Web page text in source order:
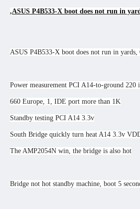
ASUS P4B533-X boot does not run in
ASUS P4B533-X boot does not run in
Power measurement PCI A14-to-ground
660 Europe, 1, IDE port more than 1K
Standby testing PCI A14 3.3v
South Bridge quickly turn heat A14 3.3v
The AMP2054N win, the bridge is also hot
Bridge not hot standby machine, boot 5